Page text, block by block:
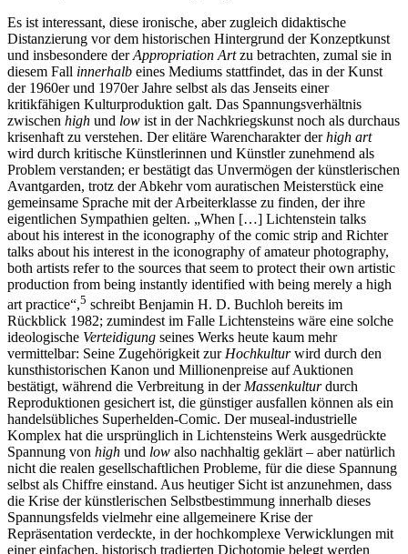
Es ist interessant, diese ironische, aber zugleich didaktische
Distanzierung vor dem historischen Hintergrund der Konzeptkunst
und insbesondere derAppropriation Artzu betrachten, zumal sie in
diesem Fall innerhalb eines Mediums stattfindet, das in der Kunst
der 1960er und 1970er Jahre selbst als das Jenseits einer
kritikfähigen Kulturproduktion galt. Das Spannungsverhältnis
zwischen high und low ist in der Nachkriegskunst noch als durchaus
krisenhaft zu verstehen. Der elitäre Warencharakter derhigh art
wird durch kritische Künstlerinnen und Künstler zunehmend als
Problem verstanden; er bestätigt das Unvermögen der künstlerischen
Avantgarden, trotz der Abkehr vom auratischen Meisterstück eine
gemeinsame Sprache mit der Arbeiterklasse zu finden, der ihre
eigentlichen Sympathien gelten. „When […] Lichtenstein talks
about his interest in the iconography of the comic strip and Richter
talks about his interest in the iconography of amateur photography,
both artists refer to the sources that seem to protect their own artistic
production from being instantly identified with being merely a high
art practice“,5 schreibt Benjamin H. D. Buchloh bereits im
Rückblick 1982; zumindest im Falle Lichtensteins wäre eine solche
ideologische Verteidigung seines Werks heute kaum mehr
vermittelbar: Seine Zugehörigkeit zur Hochkulturwird durch den
kunsthistorischen Kanon und Millionenpreise auf Auktionen
bestätigt, während die Verbreitung in der Massenkulturdurch
Reproduktionen gesichert ist, die günstiger ausfallen können als ein
handelsübliches Superhelden-Comic. Der museal-industrielle
Komplex hat die ursprünglich in Lichtensteins Werk ausgedrückte
Spannung von high und low also nachhaltig geklärt – aber natürlich
nicht die realen gesellschaftlichen Probleme, für die diese Spannung
selbst als Chiffre einstand. Aus heutiger Sicht ist anzunehmen, dass
die Krise der künstlerischen Selbstbestimmung innerhalb dieses
Spannungsfelds vielmehr eine allgemeinere Krise der
Repräsentation verdeckte, in der hochkomplexe Verwicklungen mit
einer einfachen, historisch tradierten Dichotomie belegt werden